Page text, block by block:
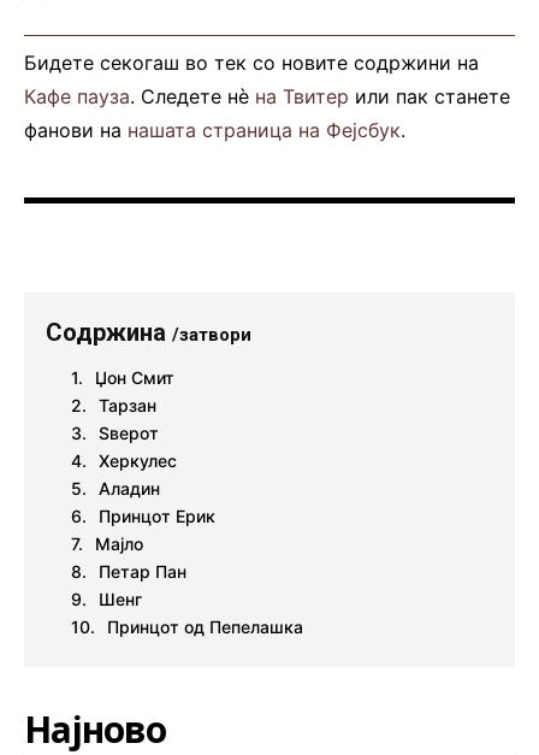
Бидете секогаш во тек со новите содржини на
Кафе пауза. Следете нè на Твитер или пак станете
фанови на нашата страница на Фејсбук.
Содржина /затвори
Џон Смит
Тарзан
Ѕверот
Херкулес
Аладин
Принцот Ерик
Мајло
Петар Пан
Шенг
Принцот од Пепелашка
Најново